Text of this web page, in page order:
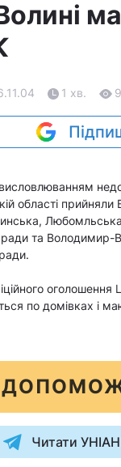
1 хв. 9
області
та Володимир-
по домівках і
Читати